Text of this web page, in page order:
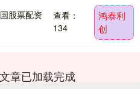
股票配资
查看：
134
鸿泰利
创
章已加载完成